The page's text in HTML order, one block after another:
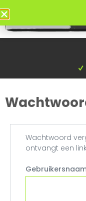
Wachtwoord
ontvangt een